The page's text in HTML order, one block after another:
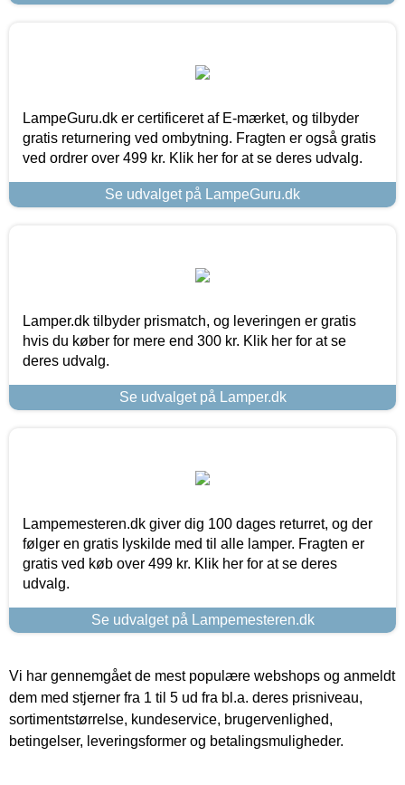
LampeGuru.dk er certificeret af E-mærket, og tilbyder
gratis returnering ved ombytning. Fragten er også gratis
ved ordrer over 499 kr. Klik her for at se deres udvalg.
Se udvalget på LampeGuru.dk
Lamper.dk tilbyder prismatch, og leveringen er gratis
hvis du køber for mere end 300 kr. Klik her for at se
deres udvalg.
Se udvalget på Lamper.dk
Lampemesteren.dk giver dig 100 dages returret, og der
følger en gratis lyskilde med til alle lamper. Fragten er
gratis ved køb over 499 kr. Klik her for at se deres
udvalg.
Se udvalget på Lampemesteren.dk
Vi har gennemgået de mest populære webshops og anmeldt
dem med stjerner fra 1 til 5 ud fra bl.a. deres prisniveau,
sortimentstørrelse, kundeservice, brugervenlighed,
betingelser, leveringsformer og betalingsmuligheder.